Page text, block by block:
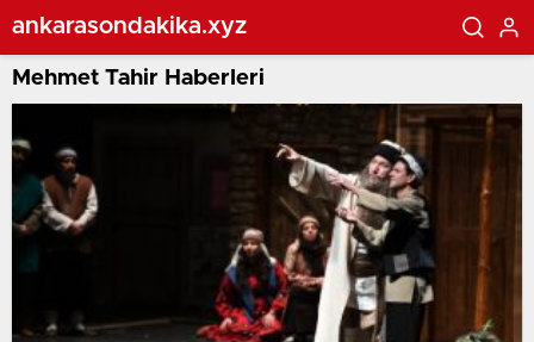
ankarasondakika.xyz
Mehmet Tahir Haberleri